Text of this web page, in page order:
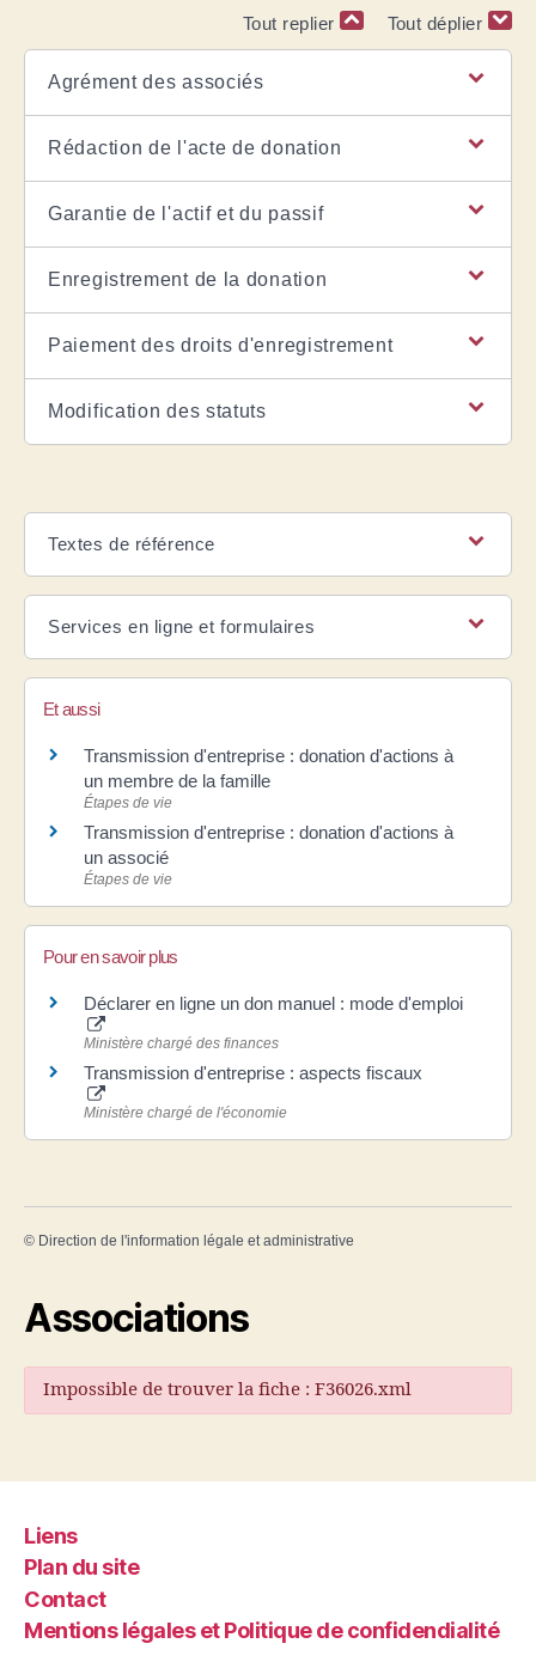
Tout replier Tout déplier
Agrément des associés
Rédaction de l'acte de donation
Garantie de l'actif et du passif
Enregistrement de la donation
Paiement des droits d'enregistrement
Modification des statuts
Textes de référence
Services en ligne et formulaires
Et aussi
Transmission d'entreprise : donation d'actions à
un membre de la famille
Étapes de vie
Transmission d'entreprise : donation d'actions à
un associé
Étapes de vie
Pour en savoir plus
Déclarer en ligne un don manuel : mode d'emploi
Ministère chargé des finances
Transmission d'entreprise : aspects fiscaux
Ministère chargé de l'économie
© Direction de l'information légale et administrative
Associations
Impossible de trouver la fiche : F36026.xml
Liens
Plan du site
Contact
Mentions légales et Politique de confidendialité